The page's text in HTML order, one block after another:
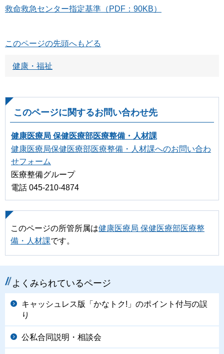
救命救急センター指定基準（PDF：90KB）
このページの先頭へもどる
健康・福祉
このページに関するお問い合わせ先
健康医療局 保健医療部医療整備・人材課
健康医療局保健医療部医療整備・人材課へのお問い合わ
せフォーム
医療整備グループ
電話 045-210-4874
このページの所管所属は健康医療局 保健医療部医療整
備・人材課です。
よくみられているページ
キャッシュレス版「かなトク!」のポイント付与の誤
り
公私合同説明・相談会